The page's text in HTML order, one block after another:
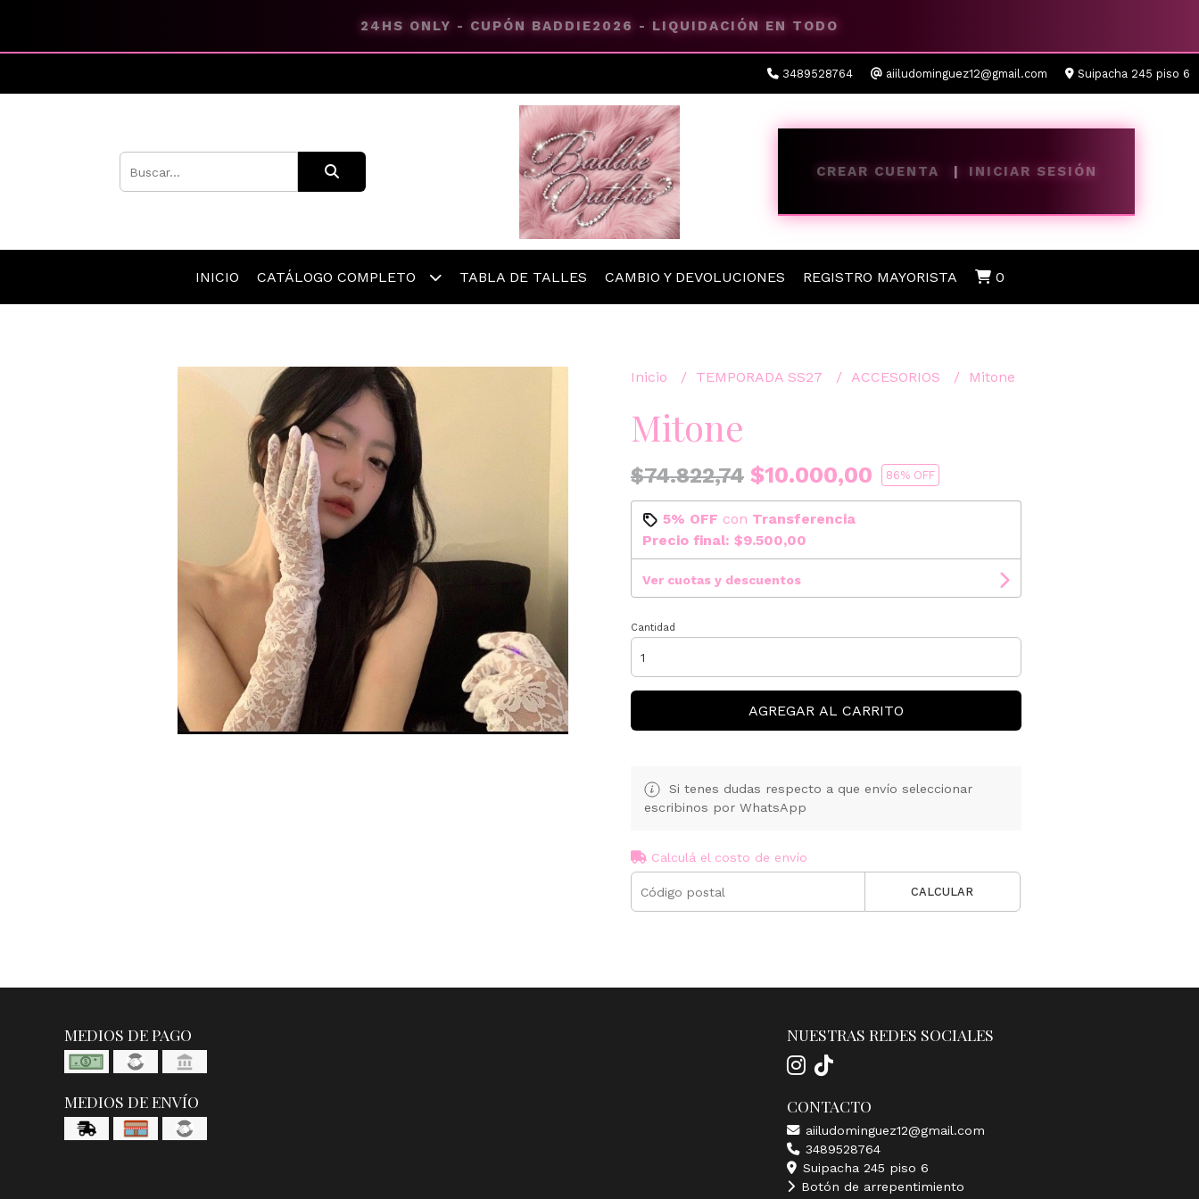
24HS ONLY - CUPÓN BADDIE2026 - LIQUIDACIÓN EN TODO
3489528764 aiiludominguez12@gmail.com Suipacha 245 piso 6
CREAR CUENTA INICIAR SESIÓN
INICIO CATÁLOGO COMPLETO TABLA DE TALLES CAMBIO Y DEVOLUCIONES REGISTRO MAYORISTA 0
Inicio TEMPORADA SS27 ACCESORIOS Mitone
Mitone
$74.822,74 $10.000,00 86% OFF
5% OFF con Transferencia
Precio final: $9.500,00
Ver cuotas y descuentos
Cantidad
AGREGAR AL CARRITO
Si tenes dudas respecto a que envío seleccionar
escribinos por WhatsApp
Calculá el costo de envío
CALCULAR
MEDIOS DE PAGO
MEDIOS DE ENVÍO
NUESTRAS REDES SOCIALES
CONTACTO
aiiludominguez12@gmail.com
3489528764
Suipacha 245 piso 6
Botón de arrepentimiento